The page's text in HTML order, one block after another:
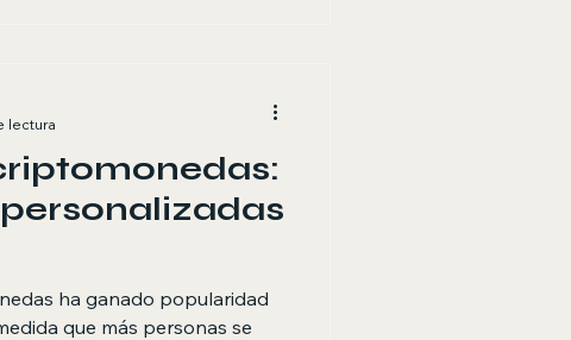
"A m
ha ganado popularidad
que más personas se
lectura